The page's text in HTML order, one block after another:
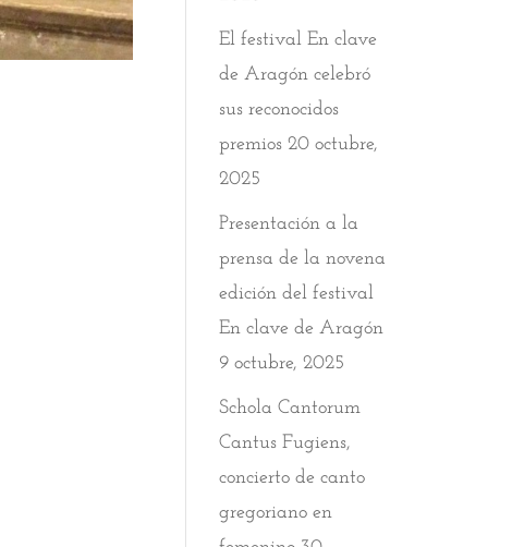
El festival En clave
de Aragón celebró
sus reconocidos
premios 20 octubre,
2025
Presentación a la
prensa de la novena
edición del festival
En clave de Aragón
9 octubre, 2025
Schola Cantorum
Cantus Fugiens,
concierto de canto
gregoriano en